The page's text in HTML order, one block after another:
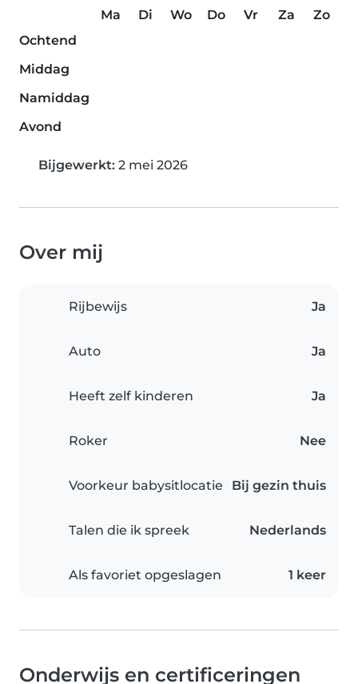
Ma Di Wo Do Vr Za
Zo
Ochtend
Middag
Namiddag
Avond
Bijgewerkt: 2 mei 2026
Over mij
Rijbewijs Ja
Auto Ja
Heeft zelf kinderen Ja
Roker Nee
Voorkeur babysitlocatie Bij gezin thuis
Talen die ik spreek Nederlands
Als favoriet opgeslagen 1 keer
Onderwijs en certificeringen